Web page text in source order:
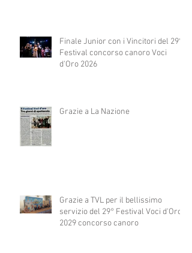
Finale Junior con i Vincitori del 29°
Festival concorso canoro Voci
d'Oro 2026
Grazie a La Nazione
Grazie a TVL per il bellissimo
servizio del 29° Festival Voci d'Oro
2029 concorso canoro